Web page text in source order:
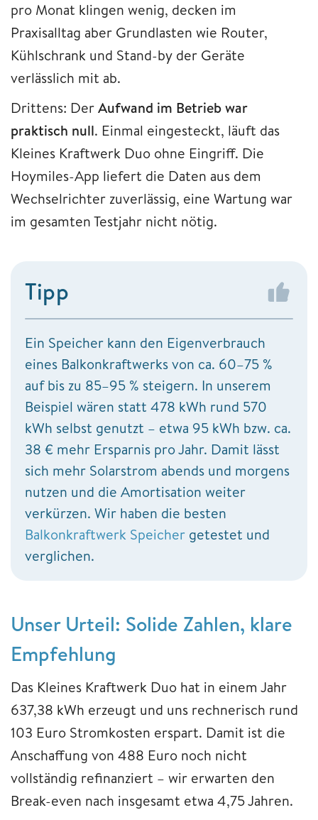
pro Monat klingen wenig, decken im
Praxisalltag aber Grundlasten wie Router,
Kühlschrank und Stand-by der Geräte
verlässlich mit ab.
Drittens: DerAufwand im Betrieb war
praktisch null. Einmal eingesteckt, läuft das
Kleines Kraftwerk Duo ohne Eingriff. Die
Hoymiles-App liefert die Daten aus dem
Wechselrichter zuverlässig, eine Wartung war
im gesamten Testjahr nicht nötig.
Tipp
Ein Speicher kann den Eigenverbrauch
eines Balkonkraftwerks von ca. 60–75 %
auf bis zu 85–95 % steigern. In unserem
Beispiel wären statt 478 kWh rund 570
kWh selbst genutzt – etwa 95 kWh bzw. ca.
38 € mehr Ersparnis pro Jahr. Damit lässt
sich mehr Solarstrom abends und morgens
nutzen und die Amortisation weiter
verkürzen. Wir haben die besten
Balkonkraftwerk Speicher getestet und
verglichen.
Unser Urteil: Solide Zahlen, klare
Empfehlung
Das Kleines Kraftwerk Duo hat in einem Jahr
637,38 kWh erzeugt und uns rechnerisch rund
103 Euro Stromkosten erspart. Damit ist die
Anschaffung von 488 Euro noch nicht
vollständig refinanziert – wir erwarten den
Break-even nach insgesamt etwa 4,75 Jahren.